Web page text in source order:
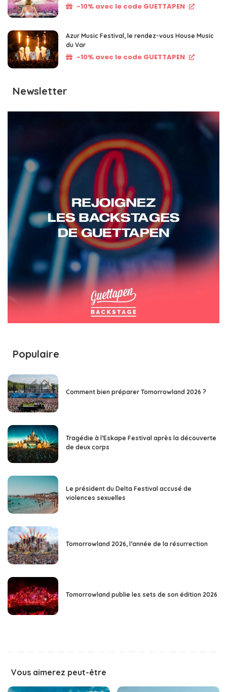
-10% avec le code GUETTAPEN
Azur Music Festival, le rendez-vous House Music
du Var
-10% avec le code GUETTAPEN
Newsletter
Populaire
Comment bien préparer Tomorrowland 2026 ?
Tragédie à l’Eskape Festival après la découverte
de deux corps
Le président du Delta Festival accusé de
violences sexuelles
Tomorrowland 2026, l’année de la résurrection
Tomorrowland publie les sets de son édition 2026
Vous aimerez peut-être